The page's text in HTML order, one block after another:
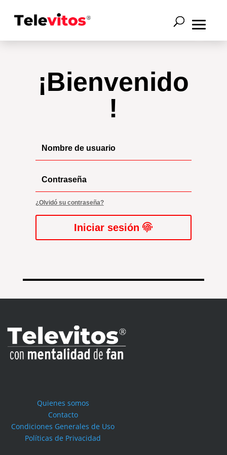
INICIO
PELICULAS
EVENTOS
¡Bienvenido
!
¿Olvidó su contraseña?
Iniciar sesión
Quienes somos
Contacto
Condiciones Generales de Uso
Políticas de Privacidad